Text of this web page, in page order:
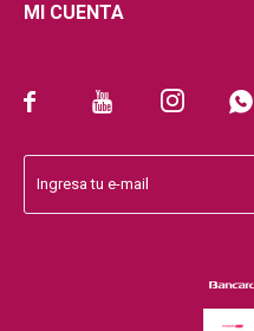
   
MI CUENTA